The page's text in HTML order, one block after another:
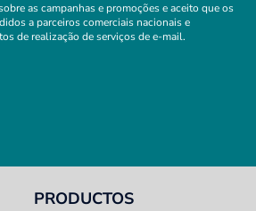
as campanhas e promoções e aceito que os
a parceiros comerciais nacionais e
de realização de serviços de e-mail.
PRODUCTOS